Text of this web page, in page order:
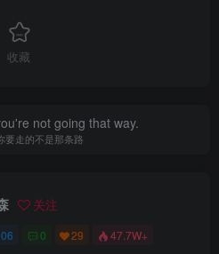
收藏
not going that way.
要走的不是那条路
关注
0 29 47.7W+